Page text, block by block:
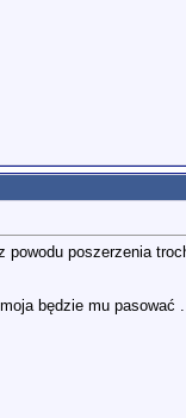
poszerzenia
będzie mu pasować